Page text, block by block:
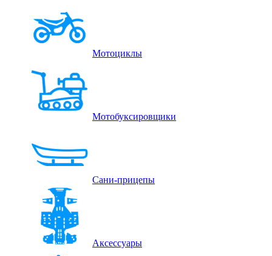
Мотоциклы
Мотобуксировщики
Сани-прицепы
Аксессуары